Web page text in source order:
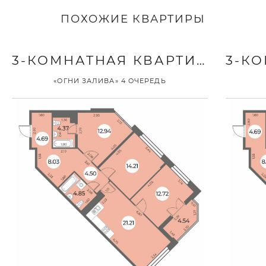
ПОХОЖИЕ КВАРТИРЫ
3-КОМНАТНАЯ КВАРТИРА
«ОГНИ ЗАЛИВА» 4 ОЧЕРЕДЬ